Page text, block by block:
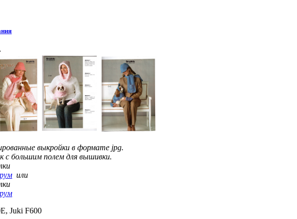
выкройки в формате jpg.
с большим полем для вышивки.
или
Juki F600